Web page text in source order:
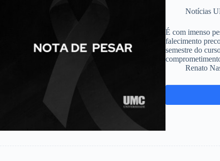
Notícias
É com imenso
falecimento
semestre do
Renato